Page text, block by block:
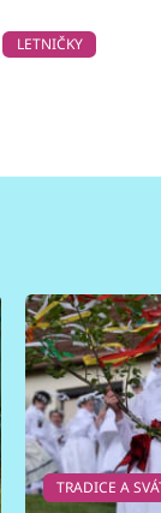
LETNIČKY
TRADICE A